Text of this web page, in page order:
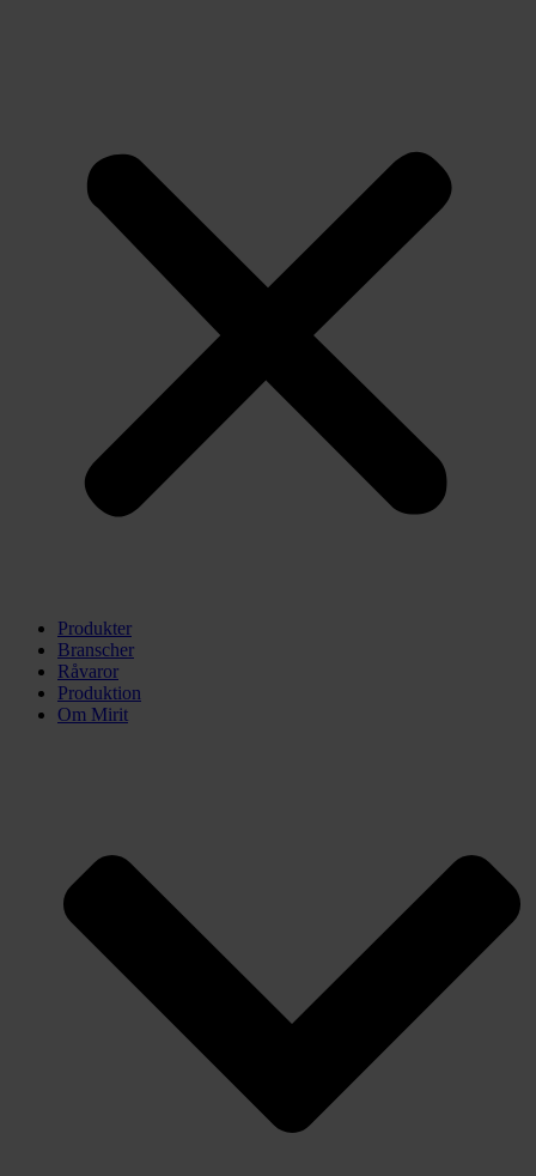
Produkter
Branscher
Råvaror
Produktion
Om Mirit